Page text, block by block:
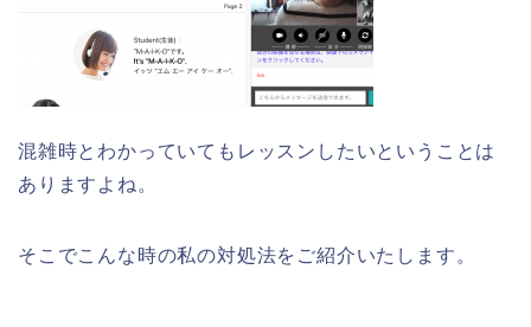
混雑時とわかっていてもレッスンしたいということは
ありますよね。
そこでこんな時の私の対処法をご紹介いたします。